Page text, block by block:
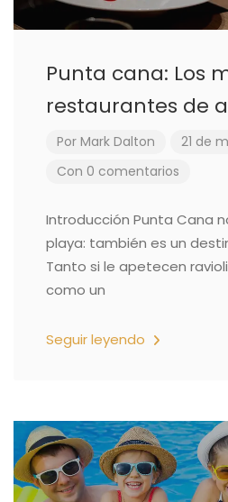
Punta cana: Los
restaurantes de
Por Mark Dalton
21 de
Con 0 comentarios
Introducción Punta Cana
playa: también es un
Tanto si le apetecen
como un
Seguir leyendo